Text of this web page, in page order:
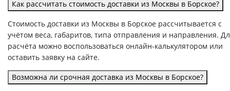
Как рассчитать стоимость доставки из Москвы в Борское?
Стоимость доставки из Москвы в Борское рассчитывается с
учётом веса, габаритов, типа отправления и направления.
расчёта можно воспользоваться онлайн-калькулятором или
оставить заявку на сайте.
Возможна ли срочная доставка из Москвы в Борское?